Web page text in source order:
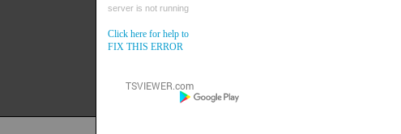
server is not running
Click here for help to
FIX THIS ERROR